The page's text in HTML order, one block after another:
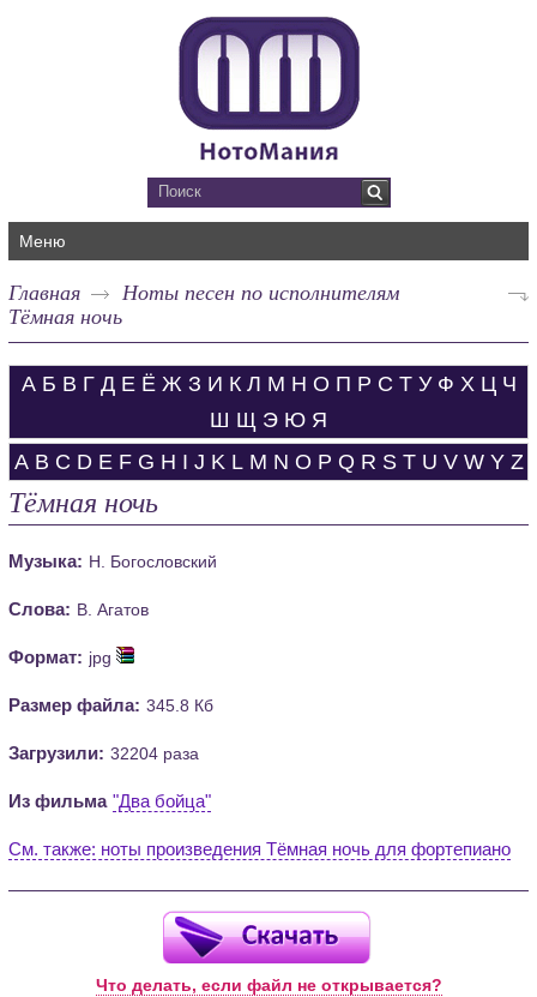
Меню
Главная
Ноты песен по исполнителям
Тёмная ночь
А Б В Г Д Е Ё Ж З И К Л М Н О П Р С Т У Ф Х Ц Ч
Ш Щ Э Ю Я
A B C D E F G H I J K L M N O P Q R S T U V W Y Z
Тёмная ночь
Музыка: Н. Богословский
Слова: В. Агатов
Формат: jpg
Размер файла: 345.8 Кб
Загрузили: 32204 раза
Из фильма "Два бойца"
См. также: ноты произведения Тёмная ночь для фортепиано
Что делать, если файл не открывается?